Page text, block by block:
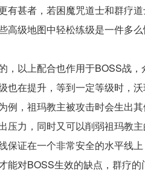
有甚者，若困魔咒道士和群疗
高级地图中轻松练级是一件多
，以上配合也作用于BOSS战
也在提升，等到一定等级时，
例，祖玛教主被攻击时会生出
压力，同时又可以削弱祖玛教
保证在一个非常安全的水平线
能对BOSS生效的缺点，群疗的